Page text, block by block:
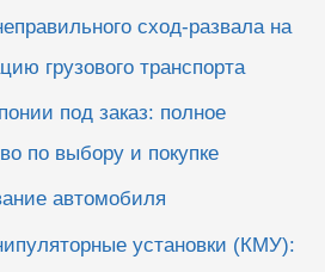
сход-развала на
грузового транспорта
под заказ: полное
по выбору и покупке
автомобиля
установки (КМУ):